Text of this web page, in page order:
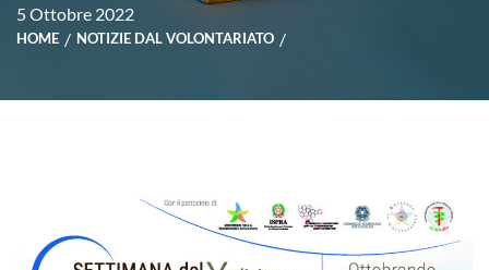
5 Ottobre 2022
HOME NOTIZIE DAL VOLONTARIATO